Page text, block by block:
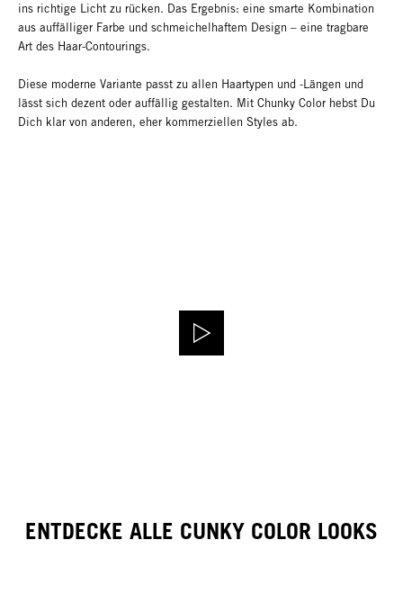
ins richtige Licht zu rücken. Das Ergebnis: eine smarte Kombination
aus auffälliger Farbe und schmeichelhaftem Design – eine tragbare
Art des Haar-Contourings.
Diese moderne Variante passt zu allen Haartypen und -Längen und
lässt sich dezent oder auffällig gestalten. Mit Chunky Color hebst Du
Dich klar von anderen, eher kommerziellen Styles ab.
ENTDECKE ALLE CUNKY COLOR LOOKS